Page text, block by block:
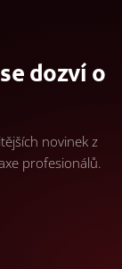
dozví o
novinek z
profesionálů.